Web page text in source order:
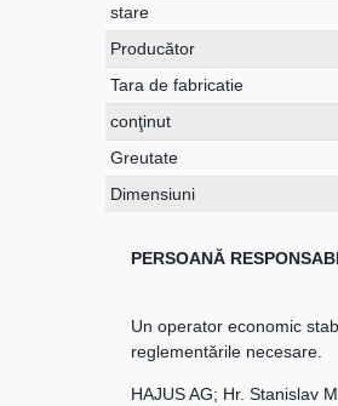
stare
Producător
Tara de fabricatie
conţinut
Greutate
Dimensiuni
PERSOANĂ
Un operator economic
reglementările necesare.
HAJUS AG; Hr. Stanislav